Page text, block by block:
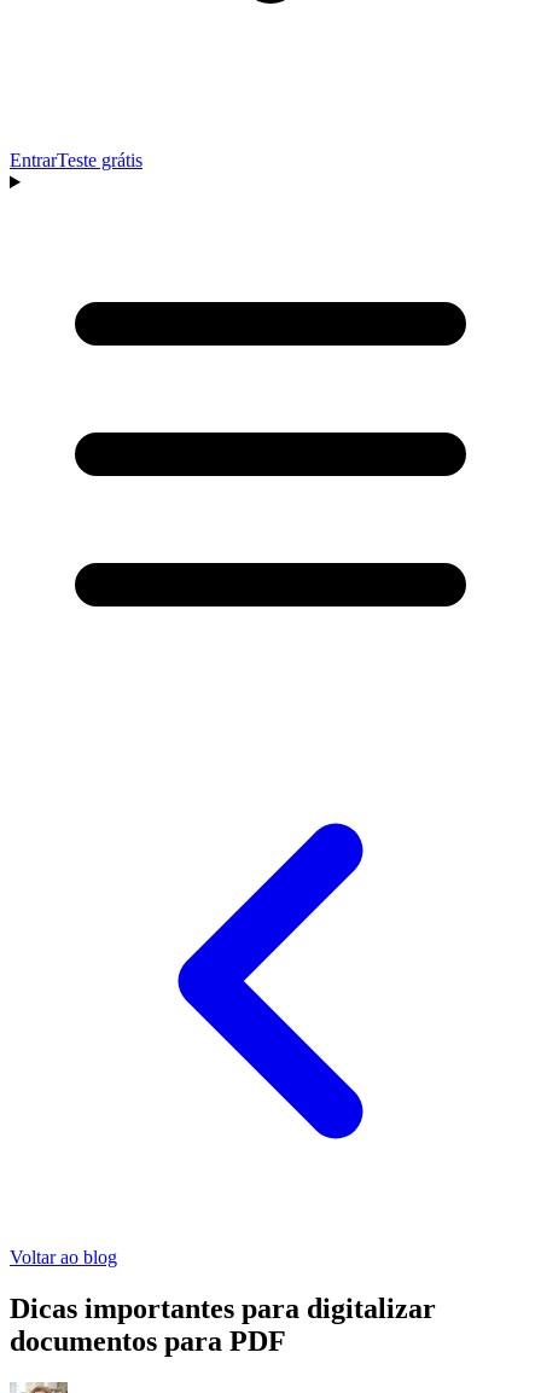
EntrarTeste grátis
Voltar ao blog
Dicas importantes para digitalizar
documentos para PDF